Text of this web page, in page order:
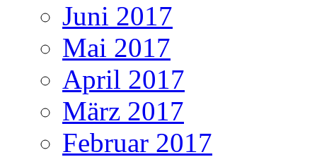
Juni 2017
Mai 2017
April 2017
März 2017
Februar 2017